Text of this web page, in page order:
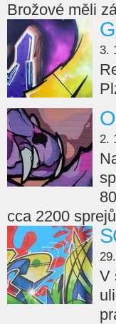
Brožové měli
3.
2.
cca 2200
V